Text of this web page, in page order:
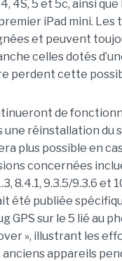
4S, 5 et 5c, ainsi que
iPad mini.
et peuvent
celles dotés
perdent cette
de
une réinstallation du
plus possible en
concernées
8.4.1, 9.3.5/9.3.6 et
été publiée
GPS sur le 5 lié au
», illustrant les
appareils